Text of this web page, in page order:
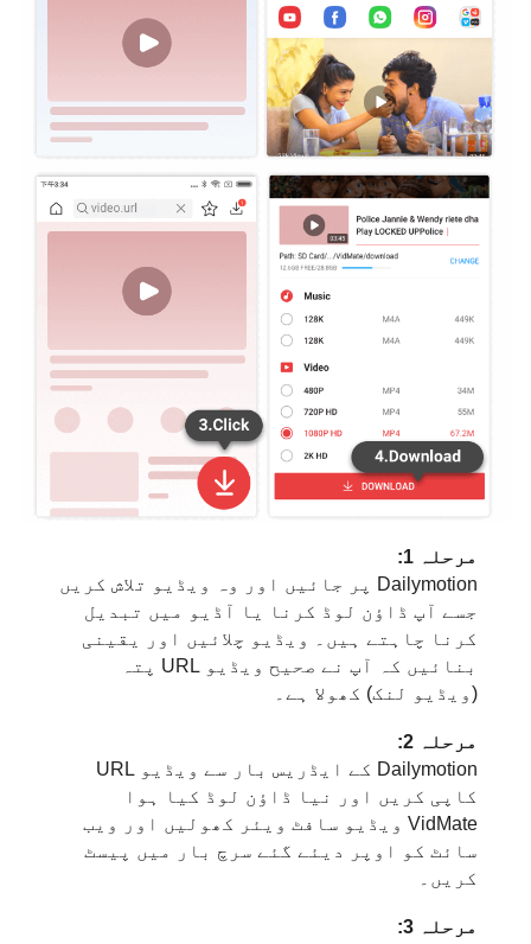
مرحلہ 1:
Dailymotion پر جائیں اور وہ ویڈیو تلاش کریں
جسے آپ ڈاؤن لوڈ کرنا یا آڈیو میں تبدیل
کرنا چاہتے ہیں۔ ویڈیو چلائیں اور یقینی
بنائیں کہ آپ نے صحیح ویڈیو URL پتہ
(ویڈیو لنک) کھولا ہے۔
مرحلہ 2:
Dailymotion کے ایڈریس بار سے ویڈیو URL
کاپی کریں اور نیا ڈاؤن لوڈ کیا ہوا
VidMate ویڈیو سافٹ ویئر کھولیں اور ویب
سائٹ کو اوپر دیئے گئے سرچ بار میں پیسٹ
کریں۔
مرحلہ 3: